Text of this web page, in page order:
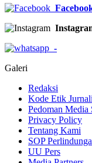
-
Galeri
Redaksi
Kode Etik
Pedoman Media
Privacy Policy
Tentang Kami
SOP
UU Pers